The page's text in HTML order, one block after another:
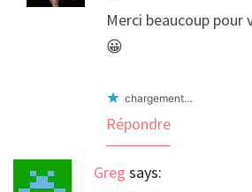
Merci beaucoup
😀
chargement…
Répondre
Greg says: